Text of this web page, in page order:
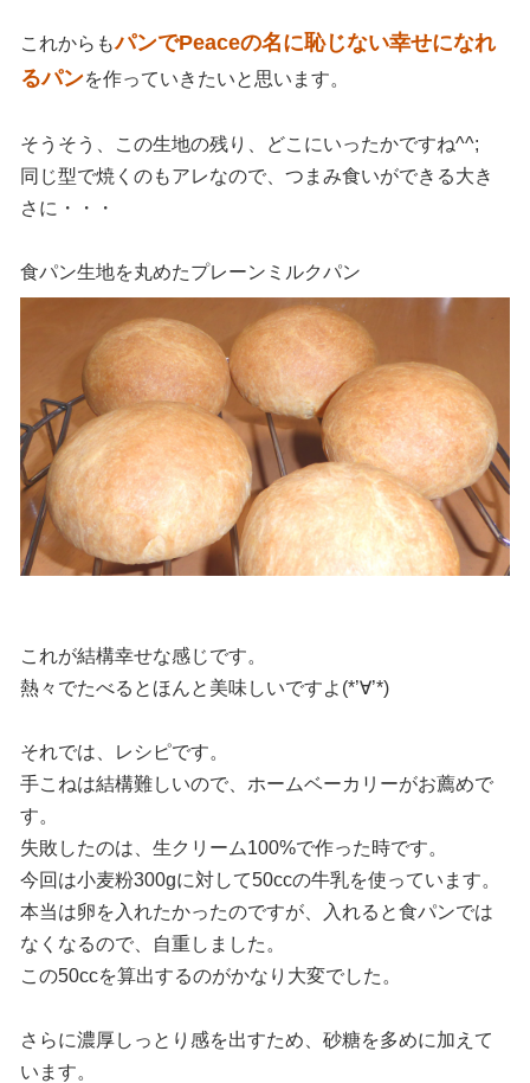
これからもパンでPeaceの名に恥じない幸せになれ
るパンを作っていきたいと思います。
そうそう、この生地の残り、どこにいったかですね^^;
同じ型で焼くのもアレなので、つまみ食いができる大き
さに・・・
食パン生地を丸めたプレーンミルクパン
これが結構幸せな感じです。
熱々でたべるとほんと美味しいですよ(*’∀’*)
それでは、レシピです。
手こねは結構難しいので、ホームベーカリーがお薦めで
す。
失敗したのは、生クリーム100%で作った時です。
今回は小麦粉300gに対して50ccの牛乳を使っています。
本当は卵を入れたかったのですが、入れると食パンでは
なくなるので、自重しました。
この50ccを算出するのがかなり大変でした。
さらに濃厚しっとり感を出すため、砂糖を多めに加えて
います。